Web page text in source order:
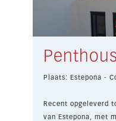
Plaats: Estepona -
Recent opgeleverd
van Estepona, met